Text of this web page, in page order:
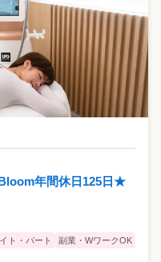
Bloom年間休日125日★
ト・パート
副業・WワークOK